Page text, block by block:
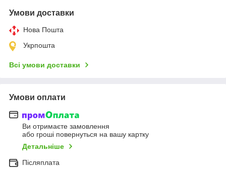
Умови доставки
Нова Пошта
Укрпошта
Всі умови доставки
Умови оплати
Ви отримаєте замовлення
або гроші повернуться на вашу картку
Детальніше
Післяплата